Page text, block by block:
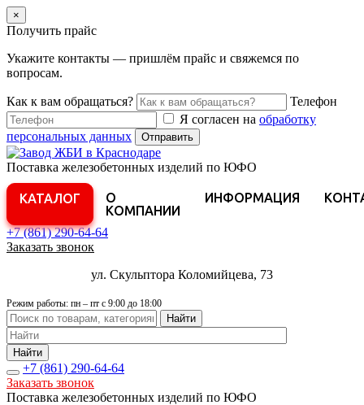
×
Получить прайс
Укажите контакты — пришлём прайс и свяжемся по
вопросам.
Как к вам обращаться?
Телефон
Я согласен на обработку
персональных данных
Отправить
Поставка железобетонных изделий по ЮФО
КАТАЛОГ
О
КОМПАНИИ
ИНФОРМАЦИЯ
+7 (861)290-64-64
Заказать звонок
ул. Скульптора Коломийцева, 73
Режим работы: пн – пт с 9:00 до 18:00
Найти
Найти
+7 (861) 290-64-64
Заказать звонок
Поставка железобетонных изделий по ЮФО